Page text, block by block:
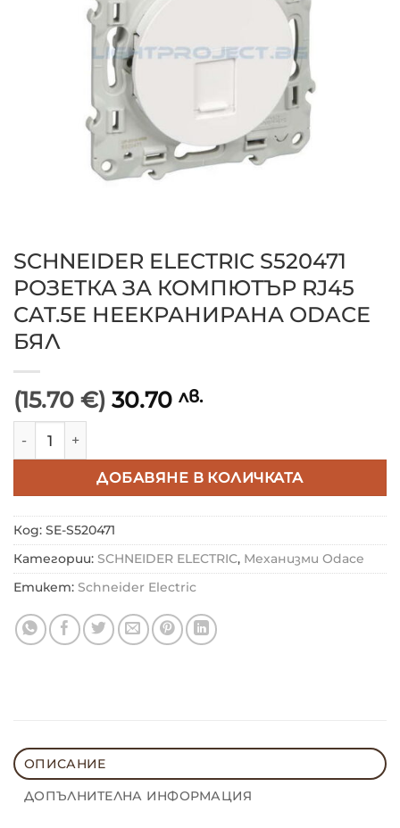
SCHNEIDER ELECTRIC S520471
РОЗЕТКА ЗА КОМПЮТЪР RJ45
CAT.5E НЕЕКРАНИРАНА ODACE
БЯЛ
(15.70 €) 30.70 лв.
ДОБАВЯНЕ В КОЛИЧКАТА
Код: SE-S520471
Категории: SCHNEIDER ELECTRIC, Механизми Odace
Етикет: Schneider Electric
ОПИСАНИЕ
ДОПЪЛНИТЕЛНА ИНФОРМАЦИЯ